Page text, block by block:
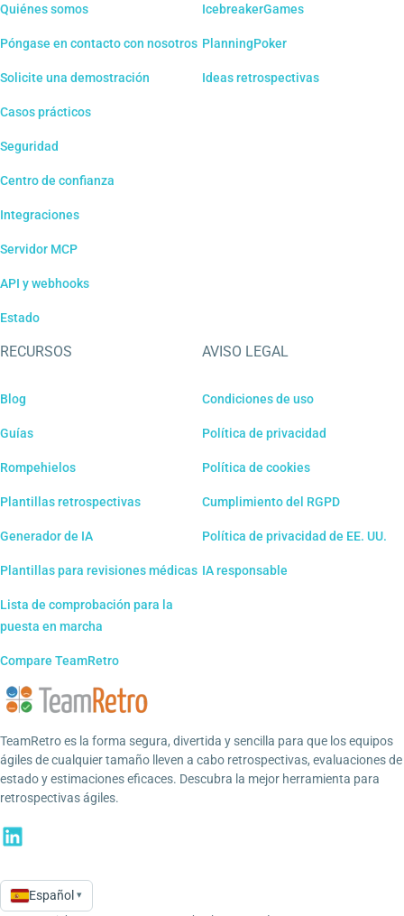
Quiénes somos
Póngase en contacto con nosotros
Solicite una demostración
Casos prácticos
Seguridad
Centro de confianza
Integraciones
Servidor MCP
API y webhooks
Estado
IcebreakerGames
PlanningPoker
Ideas retrospectivas
RECURSOS
Blog
Guías
Rompehielos
Plantillas retrospectivas
Generador de IA
Plantillas para revisiones médicas
Lista de comprobación para la
puesta en marcha
Compare TeamRetro
AVISO LEGAL
Condiciones de uso
Política de privacidad
Política de cookies
Cumplimiento del RGPD
Política de privacidad de EE. UU.
IA responsable
TeamRetro es la forma segura, divertida y sencilla para que los equipos
ágiles de cualquier tamaño lleven a cabo retrospectivas, evaluaciones de
estado y estimaciones eficaces. Descubra la mejor herramienta para
retrospectivas ágiles.
Language
Español ▾